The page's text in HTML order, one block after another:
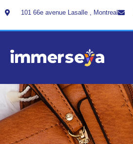
101 66e avenue Lasalle , Montreal